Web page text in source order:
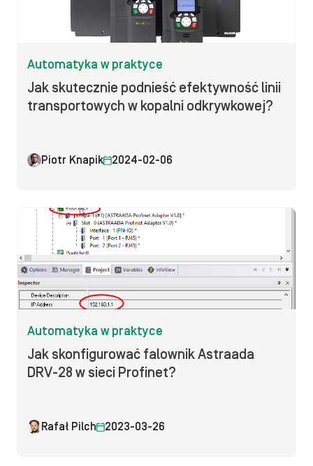
Automatyka w praktyce
Jak skutecznie podnieść efektywność linii
transportowych w kopalni odkrywkowej?
Piotr Knapik 2024-02-06
Automatyka w praktyce
Jak skonfigurować falownik Astraada
DRV-28 w sieci Profinet?
Rafał Pilch 2023-03-26